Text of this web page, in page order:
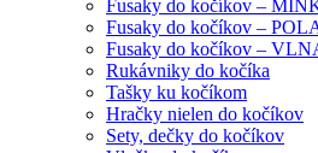
Fusaky do kočíkov –
Fusaky do kočíkov –
Fusaky do kočíkov –
Rukávniky do kočíka
Tašky ku kočíkom
Hračky nielen do kočíkov
Sety, dečky do kočíkov